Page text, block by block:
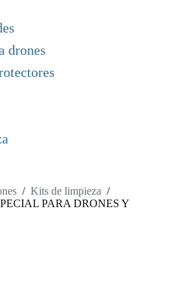
/ Kits de limpieza /
PARA DRONES Y
drones